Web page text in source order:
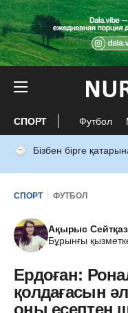
СПОРТ Футбол
Бізбен бірге
СПОРТ ФУТБОЛ
Ақырыс
Бұрынғы
Ердоған:
қолдағасын
оны есептен